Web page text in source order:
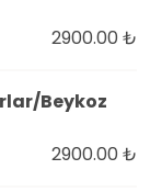
2900.00 ₺
Beykoz
2900.00 ₺